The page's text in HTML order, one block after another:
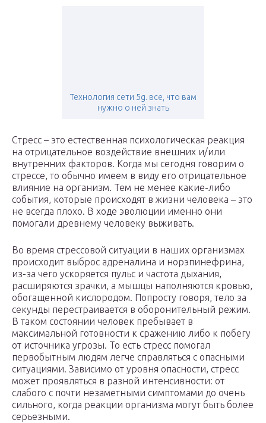
Технология сети 5g. все, что вам
нужно о ней знать
Стресс – это естественная психологическая реакция
на отрицательное воздействие внешних и/или
внутренних факторов. Когда мы сегодня говорим о
стрессе, то обычно имеем в виду его отрицательное
влияние на организм. Тем не менее какие-либо
события, которые происходят в жизни человека – это
не всегда плохо. В ходе эволюции именно они
помогали древнему человеку выживать.
Во время стрессовой ситуации в наших организмах
происходит выброс адреналина и норэпинефрина,
из-за чего ускоряется пульс и частота дыхания,
расширяются зрачки, а мышцы наполняются кровью,
обогащенной кислородом. Попросту говоря, тело за
секунды перестраивается в оборонительный режим.
В таком состоянии человек пребывает в
максимальной готовности к сражению либо к побегу
от источника угрозы. То есть стресс помогал
первобытным людям легче справляться с опасными
ситуациями. Зависимо от уровня опасности, стресс
может проявляться в разной интенсивности: от
слабого с почти незаметными симптомами до очень
сильного, когда реакции организма могут быть более
серьезными.